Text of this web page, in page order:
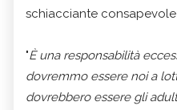
schiacciante
"È una responsabilità
dovremmo essere noi a
dovrebbero essere gli